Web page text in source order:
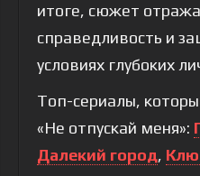
итоге, сюжет
справедливость и
условиях глубоких
Топ-сериалы,
«Не отпускай меня»:
Далекий город,